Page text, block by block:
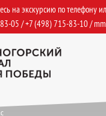
на экскурсию по телефону
05 /+7 (498) 715-83-10/